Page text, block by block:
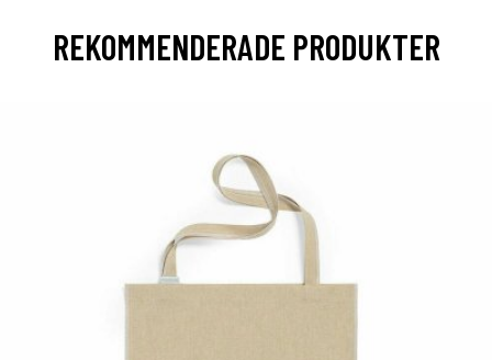
REKOMMENDERADE PRODUKTER